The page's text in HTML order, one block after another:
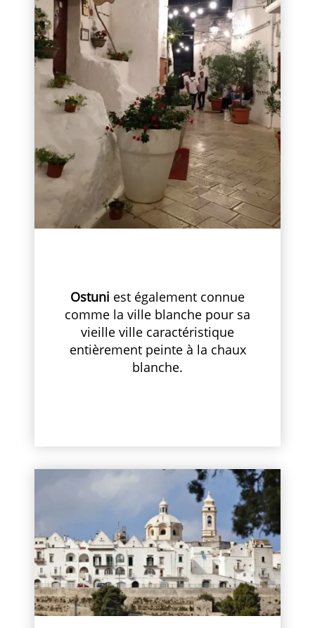
Ostuni est également connue
comme la ville blanche pour sa
vieille ville caractéristique
entièrement peinte à la chaux
blanche.